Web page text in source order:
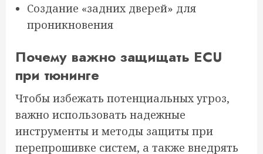
Создание «задних дверей» для
проникновения
Почему важно защищать ECU
при тюнинге
Чтобы избежать потенциальных угроз,
важно использовать надежные
инструменты и методы защиты при
перепрошивке систем, а также внедрять